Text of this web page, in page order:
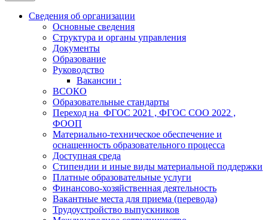
Сведения об организации
Основные сведения
Структура и органы управления
Документы
Образование
Руководство
Вакансии :
ВСОКО
Образовательные стандарты
Переход на ФГОС 2021 , ФГОС СОО 2022 ,
ФООП
Материально-техническое обеспечение и
оснащенность образовательного процесса
Доступная среда
Стипендии и иные виды материальной поддержки
Платные образовательные услуги
Финансово-хозяйственная деятельность
Вакантные места для приема (перевода)
Трудоустройство выпускников